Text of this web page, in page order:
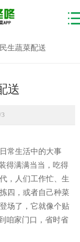
生蔬菜配送
送
常生活中的大事
得满满当当，吃得
，人们工作忙、生
四，或者自己种菜
场了，它就像个贴
咱家门口，省时省